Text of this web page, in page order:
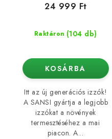
Raktáron (104 db)
24 999 Ft
KOSÁRBA
Itt az új generációs izzók!
A SANSI gyártja a legjobb
izzókat a növények
termesztéséhez a mai
piacon. A...